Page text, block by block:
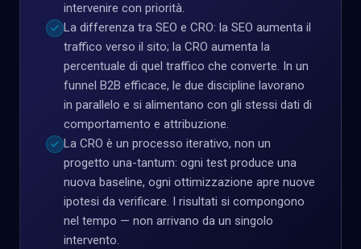
intervenire con priorità.
La differenza tra SEO e CRO: la SEO aumenta il
traffico verso il sito; la CRO aumenta la
percentuale di quel traffico che converte. In un
funnel B2B efficace, le due discipline lavorano
in parallelo e si alimentano con gli stessi dati di
comportamento e attribuzione.
La CRO è un processo iterativo, non un
progetto una-tantum: ogni test produce una
nuova baseline, ogni ottimizzazione apre nuove
ipotesi da verificare. I risultati si compongono
nel tempo — non arrivano da un singolo
intervento.